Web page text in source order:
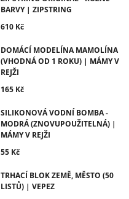
BARVY | ZIPSTRING
610 Kč
DOMÁCÍ MODELÍNA MAMOLÍNA
(VHODNÁ OD 1 ROKU) | MÁMY V
REJŽI
165 Kč
SILIKONOVÁ VODNÍ BOMBA -
MODRÁ (ZNOVUPOUŽITELNÁ) |
MÁMY V REJŽI
55 Kč
TRHACÍ BLOK ZEMĚ, MĚSTO (50
LISTŮ) | VEPEZ